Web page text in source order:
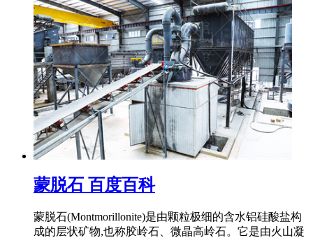
蒙脱石 百度百科
蒙脱石(Montmorillonite)是由颗粒极细的含水铝硅酸盐构
成的层状矿物,也称胶岭石、微晶高岭石。它是由火山凝